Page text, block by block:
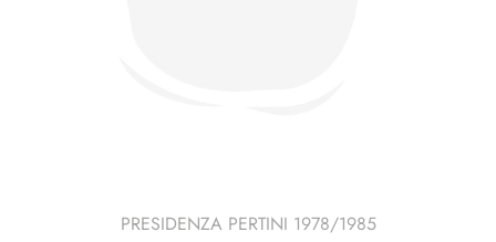
PRESIDENZA PERTINI 1978/1985